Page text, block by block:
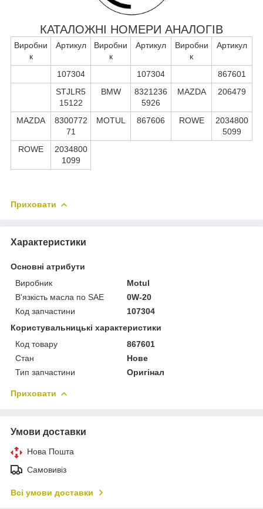
КАТАЛОЖНІ НОМЕРИ АНАЛОГІВ
Виробни
к
Артикул
Виробни
к
Артикул
Виробни
к
Артикул
107304 107304
867601
STJLR5
15122
BMW
8321236
5926
MAZDA 206479
MAZDA
8300772
71
MOTUL 867606 ROWE
2034800
5099
ROWE
2034800
1099
Приховати
Характеристики
Основні атрибути
Виробник
Motul
В'язкість масла по SAE
0W-20
Код запчастини
107304
Користувальницькі характеристики
Код товару
867601
Стан
Нове
Тип запчастини
Оригінал
Приховати
Умови доставки
Нова Пошта
Самовивіз
Всі умови доставки